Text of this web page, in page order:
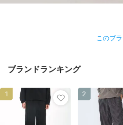
このブ
ブランドランキング
1 2